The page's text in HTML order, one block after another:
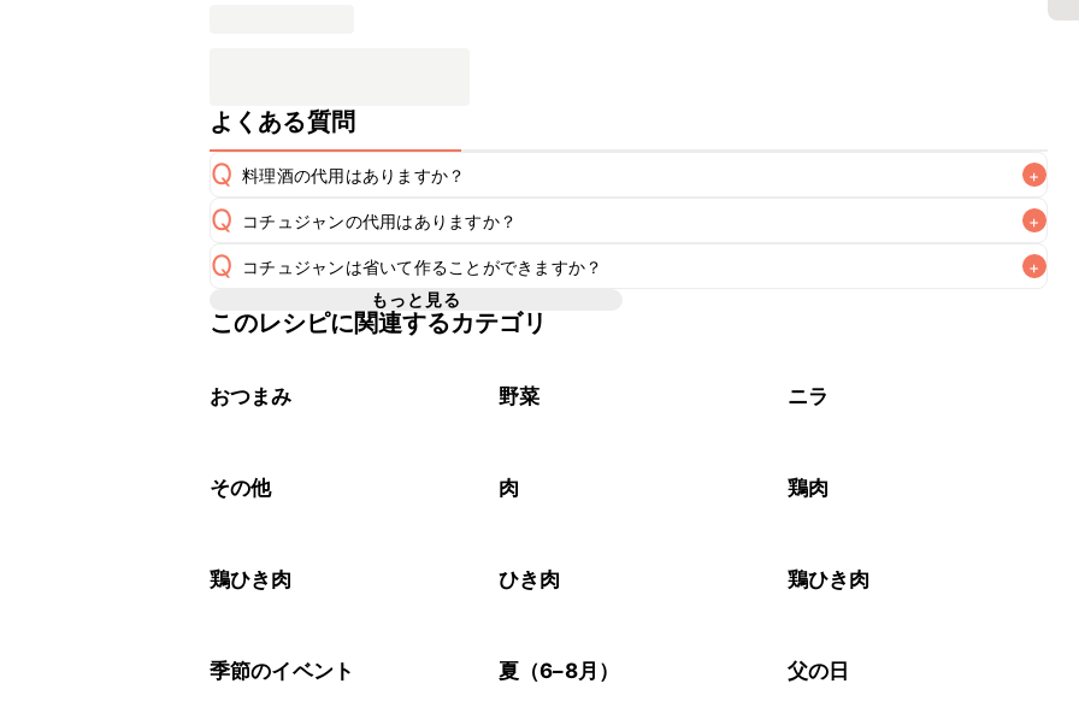
よくある質問
Q 料理酒の代用はありますか？ +
A
Q コチュジャンの代用はありますか？ +
A
Q コチュジャンは省いて作ることができますか？ +
A
使用量が少ない場合は省いてもお作りいただけますが、メインの味付けとして使用している場合は
もっと見る
このレシピに関連するカテゴリ
おつまみ 野菜 ニラ
その他 肉 鶏肉
鶏ひき肉 ひき肉 鶏ひき肉
季節のイベント 夏（6–8月） 父の日